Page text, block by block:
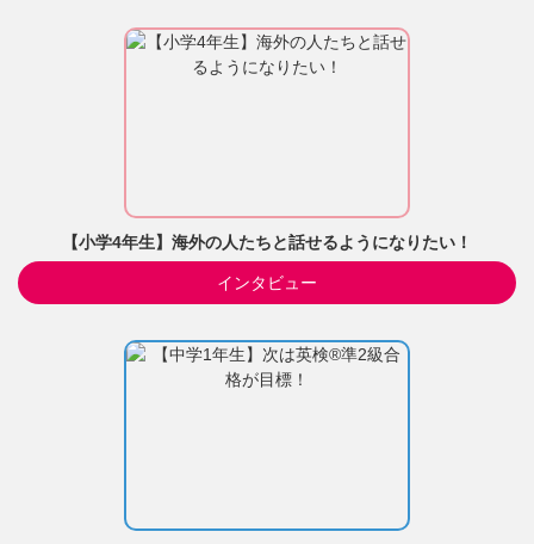
【小学4年生】海外の人たちと話せるようになりたい！
インタビュー